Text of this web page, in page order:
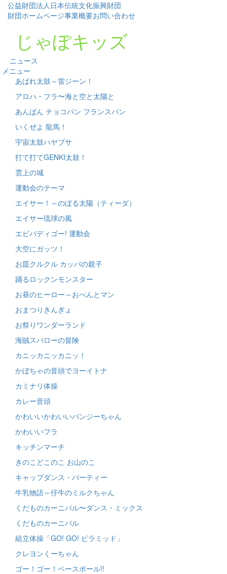
公益財団法人日本伝統文化振興財団
財団ホームページ事業概要お問い合わせ
じゃぽキッズ
ニュース
メニュー
あばれ太鼓～雷ジーン！
アロハ・フラ〜海と空と太陽と
あんぱん チョコパン フランスパン
いくぜよ 龍馬！
宇宙太鼓ハヤブサ
打て打てGENKI太鼓！
雲上の城
運動会のテーマ
エイサー！～のぼる太陽（ティーダ）
エイサー琉球の風
エビバディゴー! 運動会
大空にガッツ！
お皿クルクル カッパの親子
踊るロックンモンスター
お昼のヒーロー～おべんとマン
おまつりきんぎょ
お祭りワンダーランド
海賊スパローの冒険
カニッカニッカニッ！
かぼちゃの音頭でヨーイトナ
カミナリ体操
カレー音頭
かわいいかわいいパンジーちゃん
かわいいフラ
キッチンマーチ
きのこどこのこ お山のこ
キャップダンス・パーティー
牛乳物語～仔牛のミルクちゃん
くだものカーニバル〜ダンス・ミックス
くだものカーニバル
組立体操「GO! GO! ピラミッド」
クレヨンくーちゃん
ゴー！ゴー！ベースボール!!